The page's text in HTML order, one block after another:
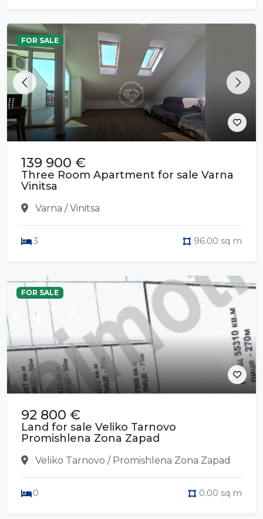
Previous Next
FOR SALE
139 900 €
Three Room Apartment for sale Varna
Vinitsa
Varna / Vinitsa
3 96.00 sq m
FOR SALE
92 800 €
Land for sale Veliko Tarnovo
Promishlena Zona Zapad
Veliko Tarnovo / Promishlena Zona Zapad
0 0.00 sq m